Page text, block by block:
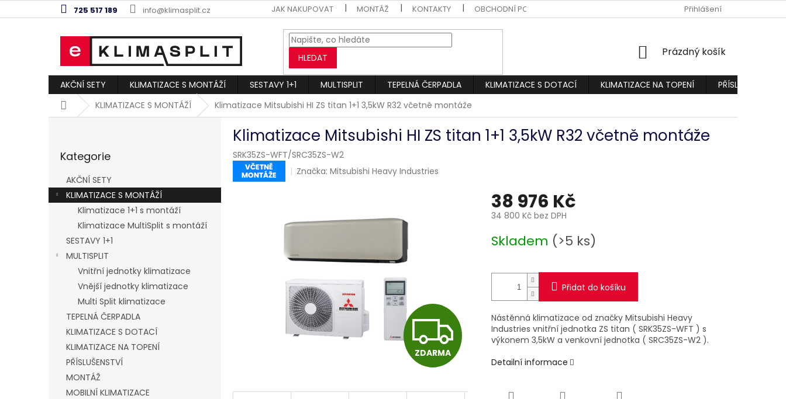
na
725 517 189 info@klimasplit.cz JAK NAKUPOVAT MONTÁŽ KONTAKTY OBCHODNÍ PODMÍNKY PODMÍNKY OCHRANY OSOBNÍCH ÚDAJŮ
Přihlášení
HLEDAT
NÁKUPNÍ
Prázdný košík
AKČNÍ SETY KLIMATIZACE S MONTÁŽÍ SESTAVY 1+1 MULTISPLIT TEPELNÁ ČERPADLA KLIMATIZACE S DOTACÍ KLIMATIZACE NA TOPENÍ
PŘÍSLUŠENSTVÍ
DomůKLIMATIZACE S MONTÁŽÍ Klimatizace Mitsubishi HI ZS titan 1+1 3,5kW R32 včetně montáže
a
n
kategorie
Kategorie
AKČNÍ SETY
KLIMATIZACE S MONTÁŽÍ
Klimatizace 1+1 s montáží
Klimatizace MultiSplit s montáží
SESTAVY 1+1
MULTISPLIT
Vnitřní jednotky klimatizace
Vnější jednotky klimatizace
Multi Split klimatizace
TEPELNÁ ČERPADLA
KLIMATIZACE S DOTACÍ
KLIMATIZACE NA TOPENÍ
PŘÍSLUŠENSTVÍ
MONTÁŽ
MOBILNÍ KLIMATIZACE
Klimatizace Mitsubishi HI ZS titan 1+1 3,5kW R32 včetně montáže
SRK35ZS-WFT/SRC35ZS-W2
Značka:Mitsubishi Heavy Industries
Z
D
ZDARMA
38 976 Kč
34 800 Kč bez DPH
cena:
Skladem (>5 ks)
Přidat do košíku
Nástěnná klimatizace od značky Mitsubishi Heavy
Industries vnitřní jednotka ZS titan ( SRK35ZS-WFT ) s
výkonem 3,5kW a venkovní jednotka ( SRC35ZS-W2 ).
Detailní informace